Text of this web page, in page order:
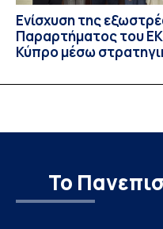
Ενίσχυση της
Παραρτήματος του
Κύπρο μέσω
Το